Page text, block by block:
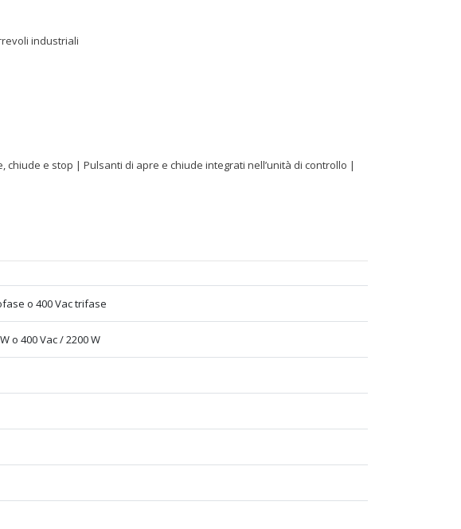
industriali
e stop | Pulsanti di apre e chiude integrati nell’unità di controllo |
o 400 Vac trifase
o 400 Vac / 2200 W